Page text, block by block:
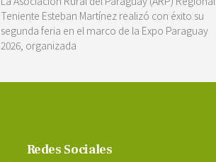
Teniente Esteban Martínez realizó con éxito su
segunda feria en el marco de la Expo Paraguay
2026, organizada
Redes Sociales